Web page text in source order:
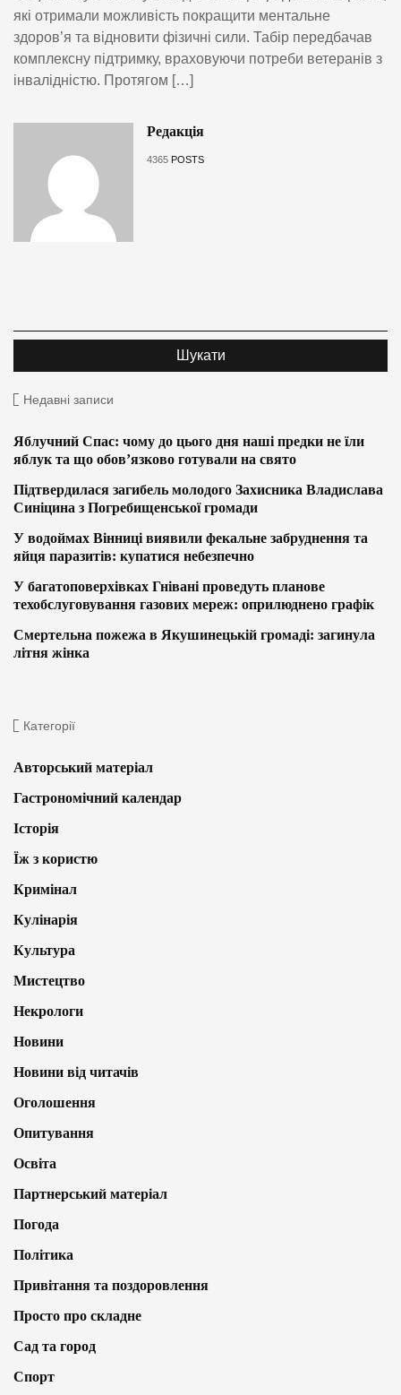
які отримали можливість покращити ментальне
здоров’я та відновити фізичні сили. Табір передбачав
комплексну підтримку, враховуючи потреби ветеранів з
інвалідністю. Протягом […]
Редакція
4365 POSTS
Недавні записи
Яблучний Спас: чому до цього дня наші предки не їли
яблук та що обов’язково готували на свято
Підтвердилася загибель молодого Захисника Владислава
Синіцина з Погребищенської громади
У водоймах Вінниці виявили фекальне забруднення та
яйця паразитів: купатися небезпечно
У багатоповерхівках Гнівані проведуть планове
техобслуговування газових мереж: оприлюднено графік
Смертельна пожежа в Якушинецькій громаді: загинула
літня жінка
Категорії
Авторський матеріал
Гастрономічний календар
Історія
Їж з користю
Кримінал
Кулінарія
Культура
Мистецтво
Некрологи
Новини
Новини від читачів
Оголошення
Опитування
Освіта
Партнерський матеріал
Погода
Політика
Привітання та поздоровлення
Просто про складне
Сад та город
Спорт